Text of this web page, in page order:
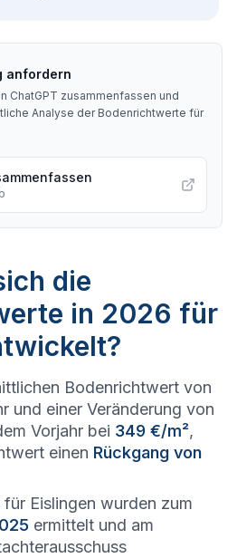
anfordern
ChatGPT zusammenfassen und
Analyse der Bodenrichtwerte für
die
in 2026 für
Bodenrichtwert von
und einer Veränderung von
Vorjahr bei 349 €/m²,
einen Rückgang von
Eislingen wurden zum
ermittelt und am